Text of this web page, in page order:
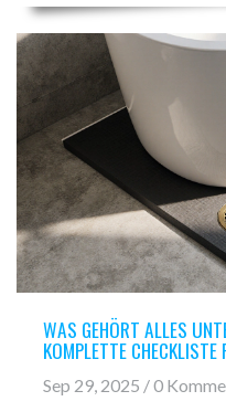
WAS GEHÖRT ALLES
KOMPLETTE
Sep 29, 2025 / 0